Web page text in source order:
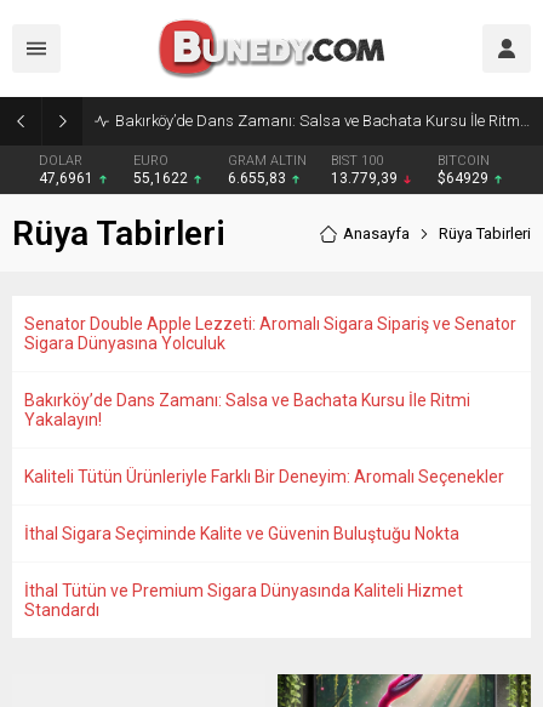
Bakırköy’de Dans Zamanı: Salsa ve Bachata Kursu İle Ritmi Yakalayın!
DOLAR
47,6961
EURO
55,1622
GRAM ALTIN
6.655,83
BIST 100
13.779,39
BITCOIN
$64929
Rüya Tabirleri Anasayfa Rüya Tabirleri
Senator Double Apple Lezzeti: Aromalı Sigara Sipariş ve Senator
Sigara Dünyasına Yolculuk
Bakırköy’de Dans Zamanı: Salsa ve Bachata Kursu İle Ritmi
Yakalayın!
Kaliteli Tütün Ürünleriyle Farklı Bir Deneyim: Aromalı Seçenekler
İthal Sigara Seçiminde Kalite ve Güvenin Buluştuğu Nokta
İthal Tütün ve Premium Sigara Dünyasında Kaliteli Hizmet
Standardı